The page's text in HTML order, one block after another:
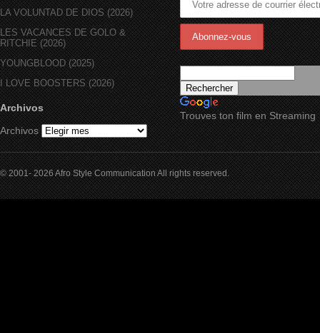
LA VOLUNTAD DE DIOS (2026)
LES VACANCES DE GOLO &
RITCHIE (2026)
YOUNGBLOOD (2025)
I LOVE BOOSTERS (2026)
Archivos
Archivos
Trouves ton film en Streaming
© 2001- 2026 Afro Style Communication All rights reserved.